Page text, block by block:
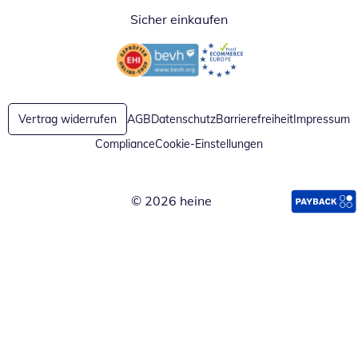
Sicher einkaufen
Öffnet in neuem FensterÖffnet in neuem Fenster
Vertrag widerrufen AGBDatenschutzBarrierefreiheitImpressum
ComplianceCookie-Einstellungen
© 2026 heine